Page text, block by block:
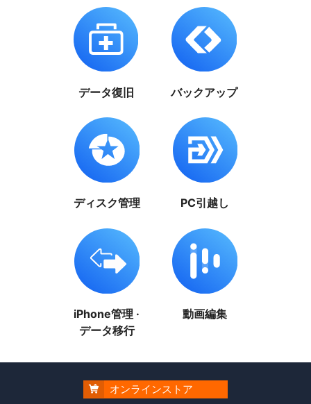
データ復旧 バックアップ
ディスク管理 PC引越し
iPhone管理 ·
データ移行
動画編集
 オンラインストア